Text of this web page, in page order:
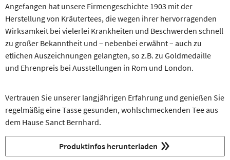
Angefangen hat unsere Firmengeschichte 1903 mit der
Herstellung von Kräutertees, die wegen ihrer hervorragenden
Wirksamkeit bei vielerlei Krankheiten und Beschwerden schnell
zu großer Bekanntheit und – nebenbei erwähnt – auch zu
etlichen Auszeichnungen gelangten, so z.B. zu Goldmedaille
und Ehrenpreis bei Ausstellungen in Rom und London.
Vertrauen Sie unserer langjährigen Erfahrung und genießen Sie
regelmäßig eine Tasse gesunden, wohlschmeckenden Tee aus
dem Hause Sanct Bernhard.
Produktinfos herunterladen